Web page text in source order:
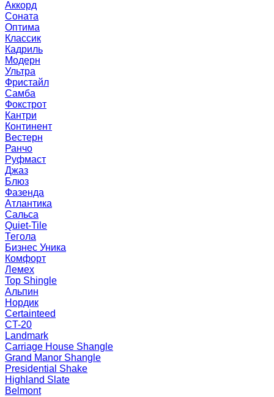
Аккорд
Соната
Оптима
Классик
Кадриль
Модерн
Ультра
Фристайл
Самба
Фокстрот
Кантри
Континент
Вестерн
Ранчо
Руфмаст
Джаз
Блюз
Фазенда
Атлантика
Сальса
Quiet-Tile
Тегола
Бизнес Уника
Комфорт
Лемех
Top Shingle
Альпин
Нордик
Certainteed
CT-20
Landmark
Carriage House Shangle
Grand Manor Shangle
Presidential Shake
Highland Slate
Belmont